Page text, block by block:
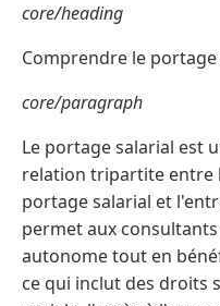
core/heading
Comprendre le portage
core/paragraph
Le portage salarial est
relation tripartite entre
portage salarial et
permet aux
autonome tout en
ce qui inclut des droits